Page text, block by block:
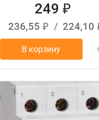
249₽
236,55 ₽ /224,10
В корзину